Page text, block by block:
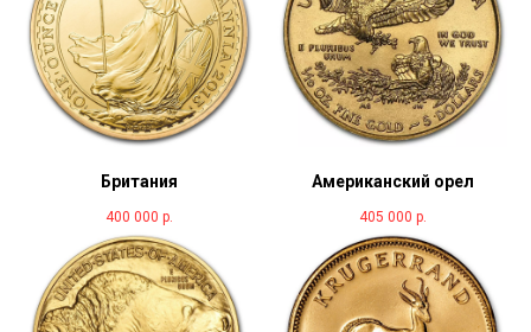
Британия
400 000 р.
Американский орел
405 000 р.